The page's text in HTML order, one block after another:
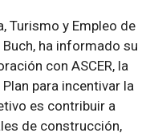
Turismo y Empleo de
ha informado su
con ASCER, la
para incentivar la
es contribuir a
de construcción,